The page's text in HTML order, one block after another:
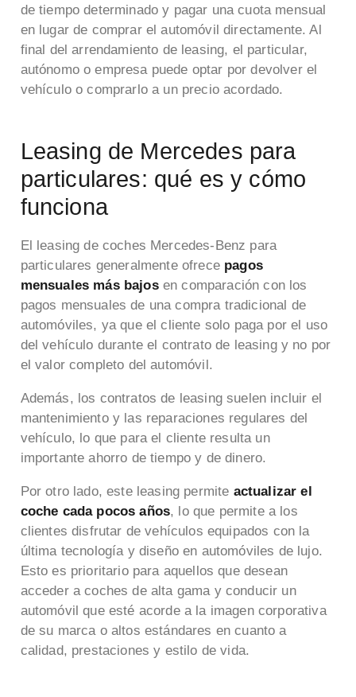
de tiempo determinado y pagar una cuota mensual
en lugar de comprar el automóvil directamente. Al
final del arrendamiento de leasing, el particular,
autónomo o empresa puede optar por devolver el
vehículo o comprarlo a un precio acordado.
Leasing de Mercedes para
particulares: qué es y cómo
funciona
El leasing de coches Mercedes-Benz para
particulares generalmente ofrece pagos
mensuales más bajosen comparación con los
pagos mensuales de una compra tradicional de
automóviles, ya que el cliente solo paga por el uso
del vehículo durante el contrato de leasing y no por
el valor completo del automóvil.
Además, los contratos de leasing suelen incluir el
mantenimiento y las reparaciones regulares del
vehículo, lo que para el cliente resulta un
importante ahorro de tiempo y de dinero.
Por otro lado, este leasing permite actualizar el
coche cada pocos años, lo que permite a los
clientes disfrutar de vehículos equipados con la
última tecnología y diseño en automóviles de lujo.
Esto es prioritario para aquellos que desean
acceder a coches de alta gama y conducir un
automóvil que esté acorde a la imagen corporativa
de su marca o altos estándares en cuanto a
calidad, prestaciones y estilo de vida.